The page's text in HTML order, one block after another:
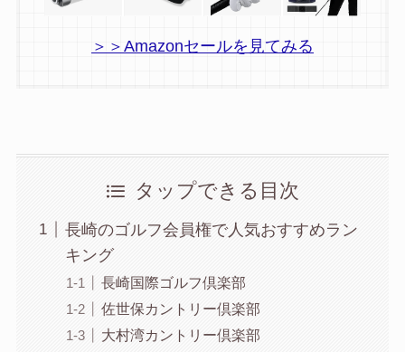
＞＞Amazonセールを見てみる
タップできる目次
長崎のゴルフ会員権で人気おすすめラン
キング
長崎国際ゴルフ倶楽部
佐世保カントリー倶楽部
大村湾カントリー倶楽部